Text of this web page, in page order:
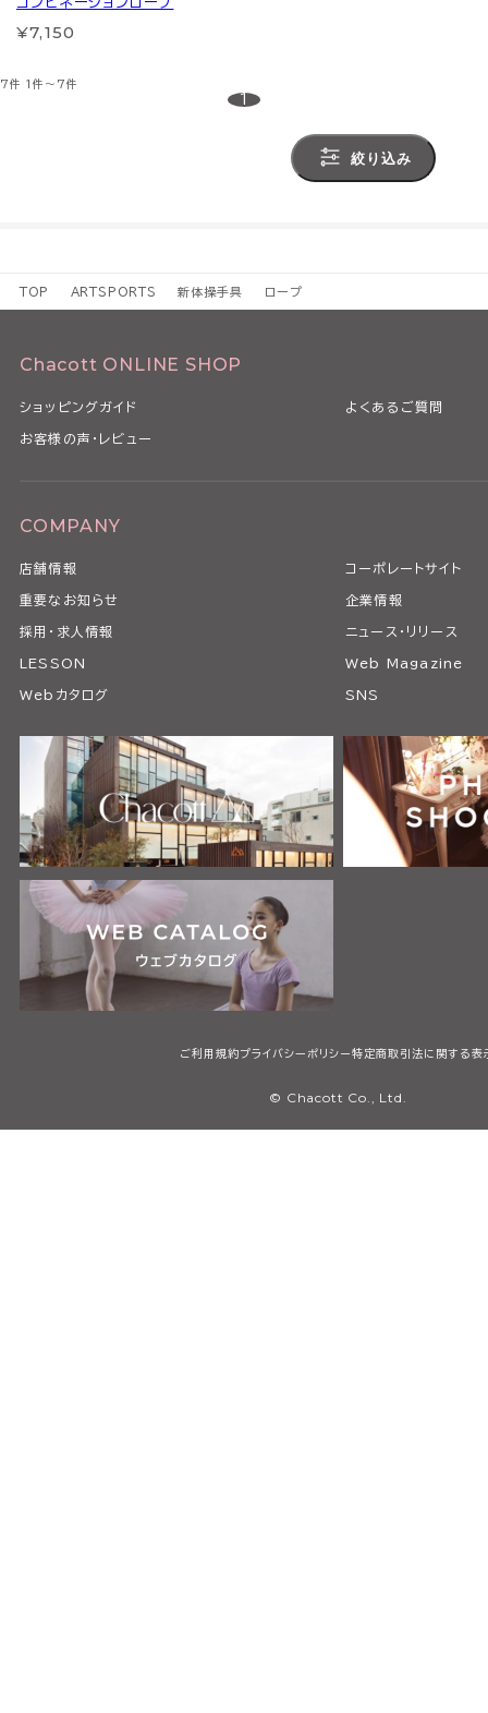
¥7,150
7件 1件～7件
1
絞り込み
TOP ARTSPORTS 新体操手具 ロープ
Chacott ONLINE SHOP
ショッピングガイド よくあるご質問
お客様の声・レビュー
COMPANY
店舗情報 コーポレートサイト
重要なお知らせ 企業情報
採用・求人情報 ニュース・リリース
LESSON Web Magazine
Webカタログ SNS
ご利用規約プライバシーポリシー特定商取引法に関する表
© Chacott Co., Ltd.